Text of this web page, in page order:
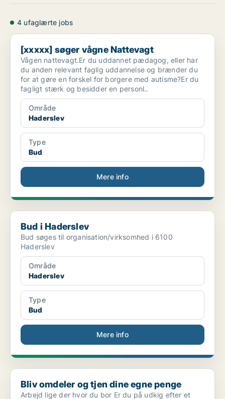
4 ufaglærte jobs
[xxxxx] søger vågne Nattevagt
[xxxxx] søger vågne Nattevagt
Vågen nattevagt.Er du uddannet pædagog, eller har
du anden relevant faglig uddannelse og brænder du
for at gøre en forskel for borgere med autisme?Er du
fagligt stærk og besidder en personl..
Område
Haderslev
Type
Bud
Mere info
Bud i Haderslev
Bud i Haderslev
Bud søges til organisation/virksomhed i 6100
Haderslev
Område
Haderslev
Type
Bud
Mere info
Bliv omdeler og tjen dine egne penge
Bliv omdeler og tjen dine egne penge
Arbejd lige der hvor du bor Er du på udkig efter et